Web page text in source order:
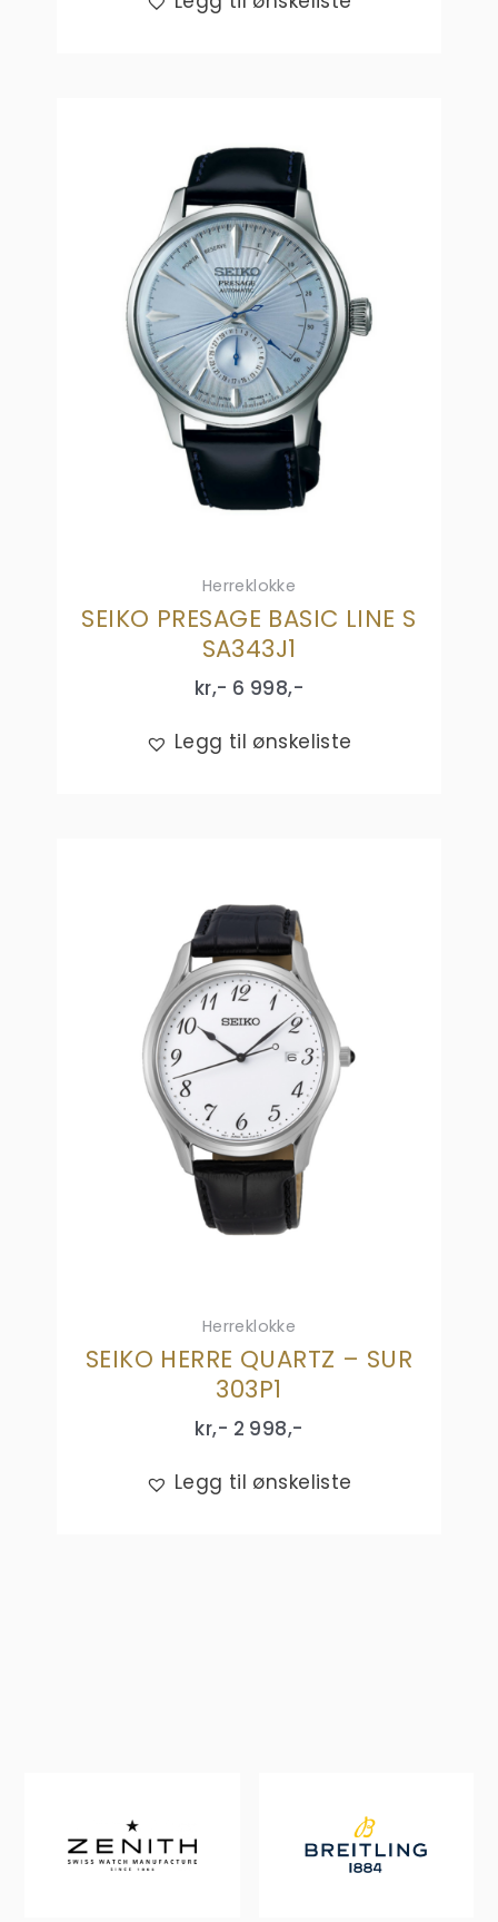
Herreklokke
SEIKO PRESAGE BASIC LINE S
SA343J1
kr,- 6 998,-
Legg til ønskeliste
Herreklokke
SEIKO HERRE QUARTZ – SUR
303P1
kr,- 2 998,-
Legg til ønskeliste